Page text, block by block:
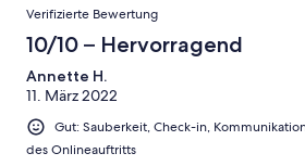
Verifizierte Bewertung
10/10 – Hervorragend
Annette H.
11. März 2022
Gut: Sauberkeit, Check-in,
des Onlineauftritts